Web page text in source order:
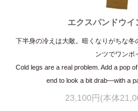
エクスパンドウイ
下半身の冷えは大敵。暗くなりがちな
ンツでワンポ
Cold legs are a real problem. Add a pop
end to look a bit drab—with a
23,100円(本体